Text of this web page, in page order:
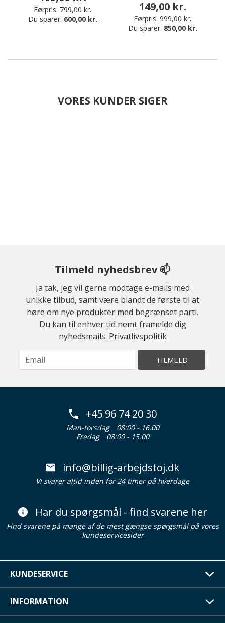
Førpris: 799,00 kr.
Du sparer: 600,00 kr.
149,00 kr.
Førpris: 999,00 kr.
Du sparer: 850,00 kr.
VORES KUNDER SIGER
Tilmeld nyhedsbrev 📫
Ja tak, jeg vil gerne modtage e-mails med
unikke tilbud, samt være blandt de første til at
høre om nye produkter med begrænset parti.
Du kan til enhver tid nemt framelde dig
nyhedsmails. Privatlivspolitik
TILMELD
+45 96 74 20 30
Man-torsdag
08:00 - 16:00
Fredag
08:00 - 15:00
info@billig-arbejdstoj.dk
Vi svarer altid inden for 24 timer på hverdage
Har du spørgsmål - find svarene her
Find svarene på mange af de mest gængse spørgsmål på vores
kundeservicesider
KUNDESERVICE
INFORMATION